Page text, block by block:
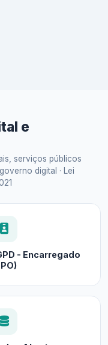
e
serviços públicos
digital · Lei
- Encarregado